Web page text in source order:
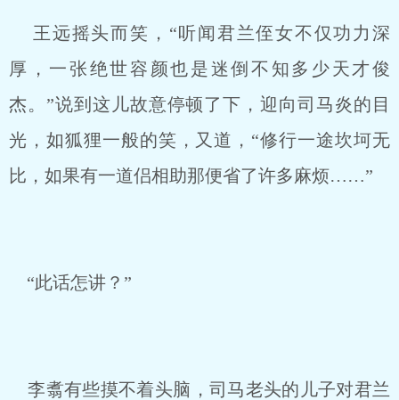
王远摇头而笑，“听闻君兰侄女不仅功力深
厚，一张绝世容颜也是迷倒不知多少天才俊
杰。”说到这儿故意停顿了下，迎向司马炎的目
光，如狐狸一般的笑，又道，“修行一途坎坷无
比，如果有一道侣相助那便省了许多麻烦……”
“此话怎讲？”
李翥有些摸不着头脑，司马老头的儿子对君兰